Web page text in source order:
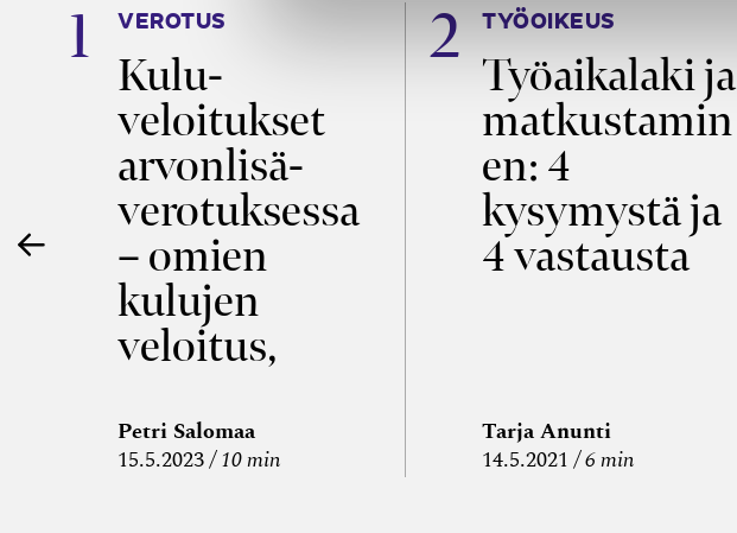
VEROTUS
Kulu­
veloitukset
arvon­lisä­
verotuksessa
– omien
kulujen
veloitus,
edelleen­
veloitus ja
Petri Salomaa
15.5.2023 10 min
TYÖOIKEUS
Työaikalaki ja
matkustamin
en: 4
kysymystä ja
4 vastausta
Tarja Anunti
14.5.2021
6 min